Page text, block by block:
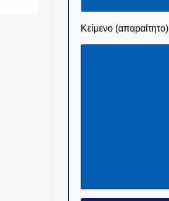
Κείμενο (απαραίτητο)